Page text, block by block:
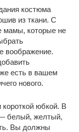
костюма
из ткани. С
мамы, которые не
воображение.
есть в вашем
нового.
короткой юбкой. В
белый, желтый,
Вы должны